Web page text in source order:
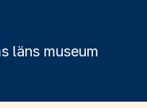
läns museum